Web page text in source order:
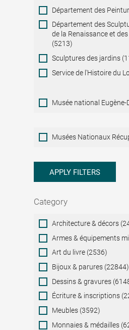
Département des
Département des
de la Renaissance et
(5213)
Sculptures des jardins
Service de l'Histoire du
Musée national
Musées
Nationaux
Musées Nationaux
APPLY FILTERS
Category
Category
Architecture & décors
Armes & équipements
Art du livre (2536)
Bijoux & parures (22844)
Dessins & gravures
Écriture & inscriptions
Meubles (3592)
Monnaies & médailles